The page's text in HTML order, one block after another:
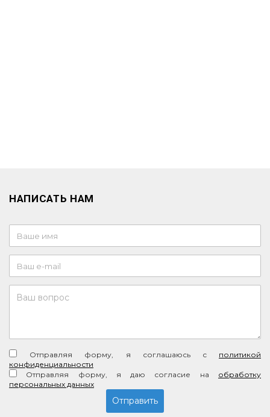
НАПИСАТЬ НАМ
Отправляя форму, я соглашаюсь c политикой
конфиденциальности
Отправляя форму, я даю согласие на обработку
персональных данных